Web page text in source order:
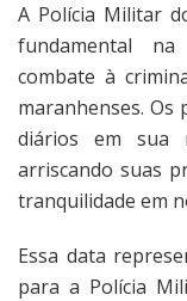
A Polícia Militar
fundamental
combate à
maranhenses. Os
diários em sua
arriscando suas
tranquilidade em
Essa data
para a Polícia